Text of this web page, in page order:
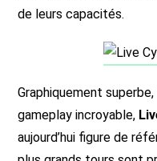
de leurs capacités.
Graphiquement
gameplay incroyable,
aujourd’hui figure de